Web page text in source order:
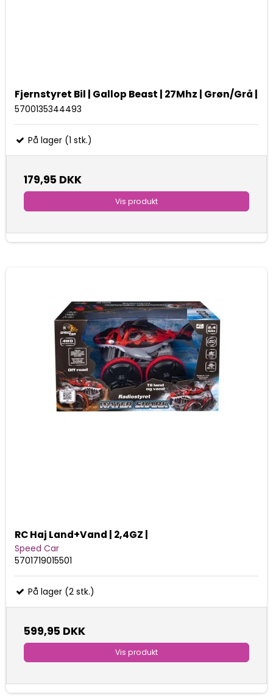
Fjernstyret Bil | Gallop Beast | 27Mhz | Grøn/Grå |
5700135344493
På lager (1 stk.)
179,95 DKK
Vis produkt
RC Haj Land+Vand | 2,4GZ |
Speed Car
5701719015501
På lager (2 stk.)
599,95 DKK
Vis produkt